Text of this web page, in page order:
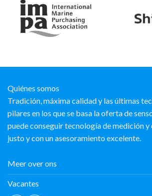
Quiénes somos
Tradición, máxima calidad y las últimas
pilares en los que se basa la oferta de
puede conseguir tecnología de medición
justo y con un asesoramiento excelente.
Meer over ons
Vacantes